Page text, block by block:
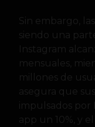
Sin embargo,
siendo una
Instagram
mensuales,
millones de
asegura que
impulsados por
app un 10%, y